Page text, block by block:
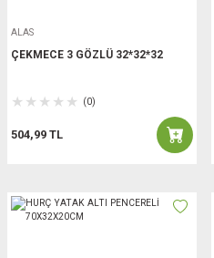
ALAS
ÇEKMECE 3 GÖZLÜ 32*32*32
(0)
504,99 TL